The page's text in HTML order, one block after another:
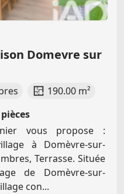
Domevre sur
190.00 m²
vous propose :
à Domèvre-sur-
Terrasse. Située
de Domèvre-sur-
con...